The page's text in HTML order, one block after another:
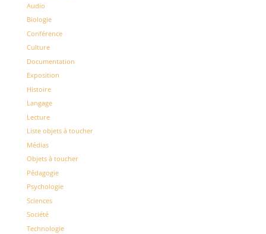
Audio
Biologie
Conférence
Culture
Documentation
Exposition
Histoire
Langage
Lecture
Liste objets à toucher
Médias
Objets à toucher
Pédagogie
Psychologie
Sciences
Société
Technologie